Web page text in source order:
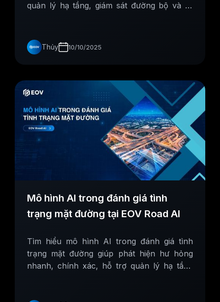
quản lý hạ tầng, giám sát đường bộ và ra
Thủy 10/10/2025
Mô hình AI trong đánh giá tình
trạng mặt đường tại EOV Road AI
Tìm hiểu mô hình AI trong đánh giá tình
trạng mặt đường giúp phát hiện hư hỏng
nhanh, chính xác, hỗ trợ quản lý hạ tầng